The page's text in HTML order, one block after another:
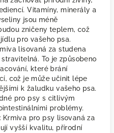
Vitamíny, minerály a
jsou méně
zničeny teplem, což
pro vašeho psa.
lisovaná za studena
To je způsobeno
které brání
což je může učinit lépe
k žaludku vašeho psa.
pro psy s citlivým
problémy.
Krmiva pro psy lisovaná za
vyšší kvalitu, přírodní